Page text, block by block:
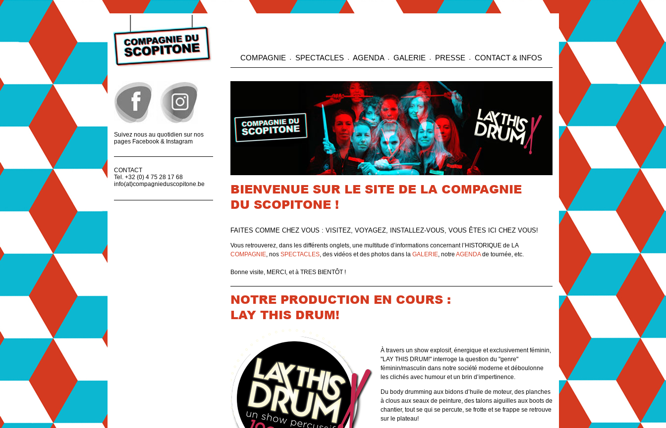
COMPAGNIE SPECTACLES AGENDA GALERIE PRESSE CONTACT & INFOS
Suivez nous au quotidien sur nos
pages Facebook & Instagram
CONTACT
Tel. +32 (0) 4 75 28 17 68
info(at)compagnieduscopitone.be
BIENVENUE SUR LE SITE DE LA COMPAGNIE
DU SCOPITONE !
FAITES COMME CHEZ VOUS : VISITEZ, VOYAGEZ, INSTALLEZ-VOUS, VOUS ÊTES ICI CHEZ VOUS!
Vous retrouverez, dans les différents onglets, une multitude d’informations concernant l’HISTORIQUE de LA
COMPAGNIE, nos SPECTACLES, des vidéos et des photos dans la GALERIE, notre AGENDAde tournée, etc.
Bonne visite, MERCI, et à TRES BIENTÔT !
NOTRE PRODUCTION EN COURS :
LAY THIS DRUM!
À travers un show explosif, énergique et exclusivement féminin,
"LAY THIS DRUM!" interroge la question du "genre"
féminin/masculin dans notre société moderne et déboulonne
les clichés avec humour et un brin d’impertinence.
Du body drumming aux bidons d’huile de moteur, des planches
à clous aux seaux de peinture, des talons aiguilles aux boots de
chantier, tout se qui se percute, se frotte et se frappe se retrouve
sur le plateau!